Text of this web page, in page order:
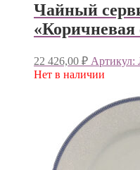
Чайный
«Коричневая
22 426,00 ₽
Нет в наличии